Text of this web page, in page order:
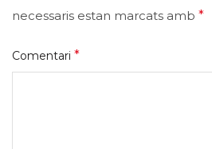
necessaris estan marcats amb *
Comentari *